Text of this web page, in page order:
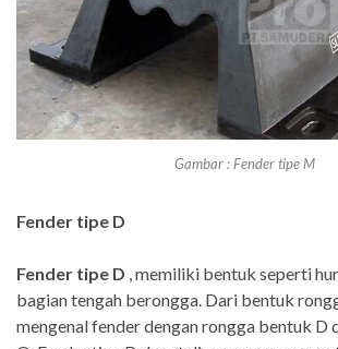
Gambar : Fender tipe M
Fender tipe D
Fender tipe D , memiliki bentuk seperti
bagian tengah berongga. Dari bentuk
mengenal fender dengan rongga bentuk D